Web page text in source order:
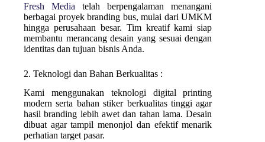
Fresh Media telah berpengalaman menangani
berbagai proyek branding bus, mulai dari UMKM
hingga perusahaan besar. Tim kreatif kami siap
membantu merancang desain yang sesuai dengan
identitas dan tujuan bisnis Anda.
2. Teknologi dan Bahan Berkualitas :
Kami menggunakan teknologi digital printing
modern serta bahan stiker berkualitas tinggi agar
hasil branding lebih awet dan tahan lama. Desain
dibuat agar tampil menonjol dan efektif menarik
perhatian target pasar.